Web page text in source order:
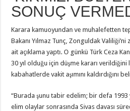
SONUÇ
Karara kamuoyundan ve muhalefetten
Bakanı Yılmaz Tunç, Zonguldak
ait açıklama yaptı. O günkü Türk Ceza
30 yıl olduğu için düşme kararı verildiğini
kabahatlerde vakit aşımını kaldırdığını
“Burada şunu tabir edelim; bir defa 1993
elim olaylar sonrasında Sivas davası